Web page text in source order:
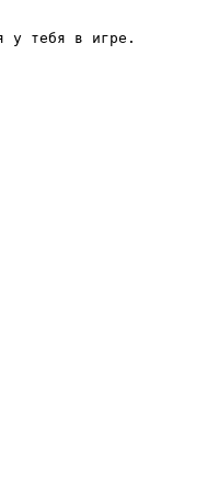
у тебя в игре.